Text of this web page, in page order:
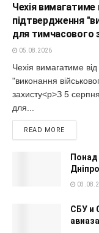
Чехія вимагатиме
підтвердження
для тимчасового
05.08.2026
Чехія вимагатиме від
"виконання
захисту<p>З 5
для...
READ MORE
Понад
СБУ и